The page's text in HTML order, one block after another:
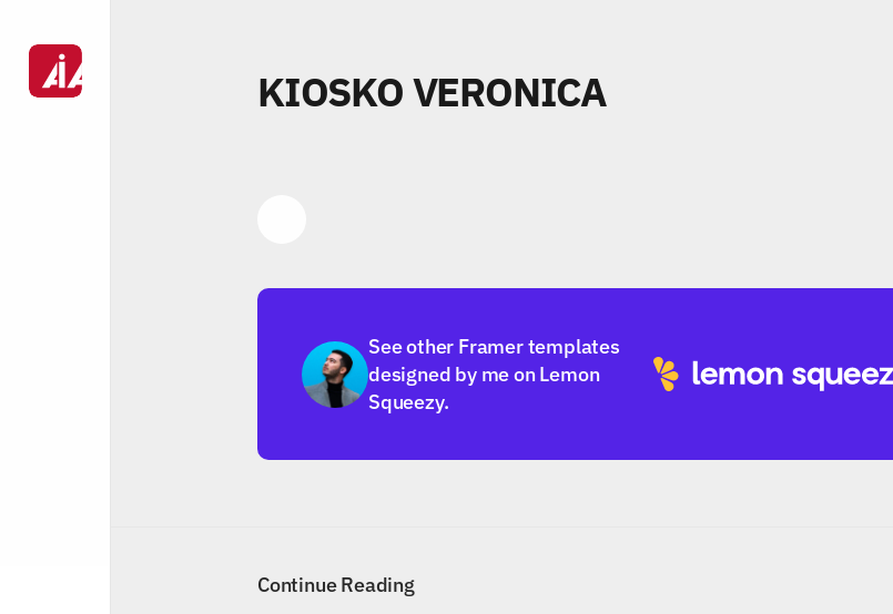
KIOSKO VERONICA
See other Framer templates
designed by me on Lemon
Squeezy.
Continue Reading